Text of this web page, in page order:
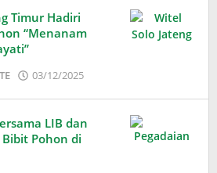
Timur Hadiri
“Menanam
03/12/2025
Wardani
LIB dan
Pohon di